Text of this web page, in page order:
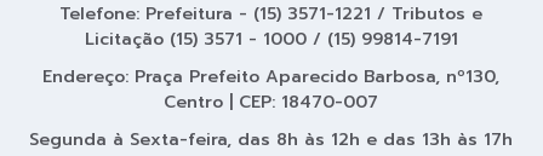
Telefone: Prefeitura - (15) 3571-1221 / Tributos e
Licitação (15) 3571 - 1000 / (15) 99814-7191
Endereço: Praça Prefeito Aparecido Barbosa, nº130,
Centro | CEP: 18470-007
Segunda à Sexta-feira, das 8h às 12h e das 13h às 17h